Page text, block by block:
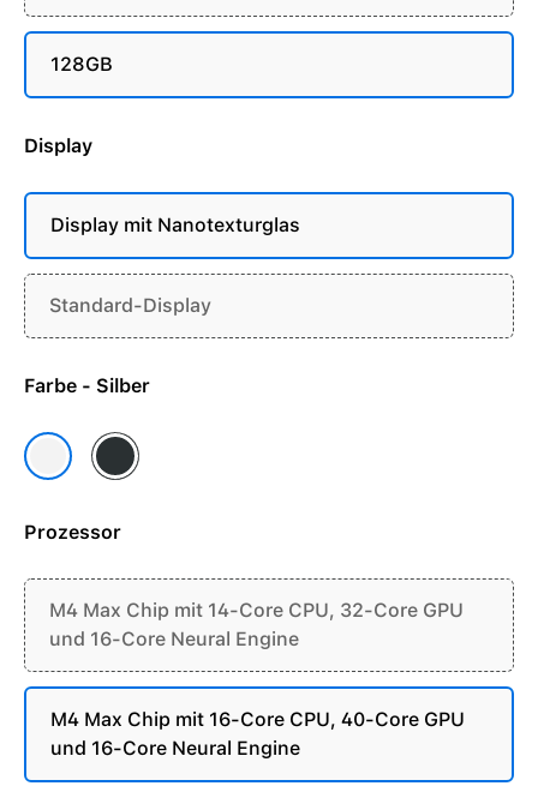
128GB
Display
Display mit Nanotexturglas
Standard-Display
Farbe - Silber
Silber Space Schwarz
Prozessor
M4 Max Chip mit 14-Core CPU, 32-Core GPU
und 16-Core Neural Engine
M4 Max Chip mit 16-Core CPU, 40-Core GPU
und 16-Core Neural Engine